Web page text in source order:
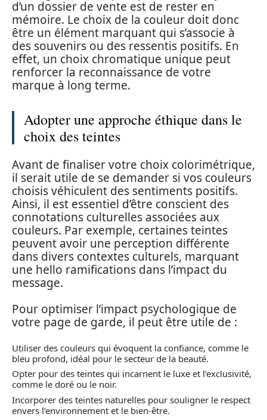
d’un dossier de vente est de rester en
mémoire. Le choix de la couleur doit donc
être un élément marquant qui s’associe à
des souvenirs ou des ressentis positifs. En
effet, un choix chromatique unique peut
renforcer la reconnaissance de votre
marque à long terme.
Adopter une approche éthique dans le
choix des teintes
Avant de finaliser votre choix colorimétrique,
il serait utile de se demander si vos couleurs
choisis véhiculent des sentiments positifs.
Ainsi, il est essentiel d’être conscient des
connotations culturelles associées aux
couleurs. Par exemple, certaines teintes
peuvent avoir une perception différente
dans divers contextes culturels, marquant
une hello ramifications dans l’impact du
message.
Pour optimiser l’impact psychologique de
votre page de garde, il peut être utile de :
Utiliser des couleurs qui évoquent la confiance, comme le
bleu profond, idéal pour le secteur de la beauté.
Opter pour des teintes qui incarnent le luxe et l’exclusivité,
comme le doré ou le noir.
Incorporer des teintes naturelles pour souligner le respect
envers l’environnement et le bien-être.